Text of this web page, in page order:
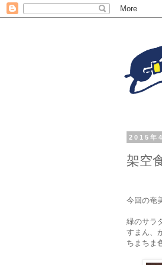
2015年
架空
今回の奄
緑のサラ
すまん、
ちまちま